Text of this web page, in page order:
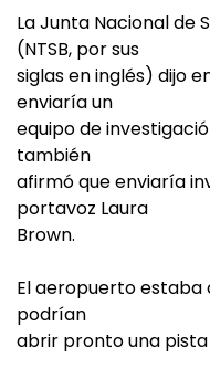
La Junta Nacional de
(NTSB, por sus
siglas en inglés) dijo
enviaría un
equipo de
también
afirmó que enviaría
portavoz Laura
Brown.
El aeropuerto
podrían
abrir pronto una pista